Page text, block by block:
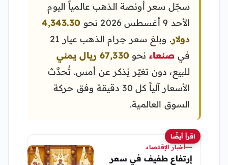
سجّل سعر أونصة الذهب عالمياً اليوم
الأحد 9 أغسطس 2026 نحو
4,343.30
دولار
. وبلغ سعر جرام الذهب عيار 21
في صنعاء نحو 67,330 ريال يمني
للبيع، دون تغيّر يُذكر عن أمس. تُحدَّث
الأسعار آلياً كل 30 دقيقة وفق حركة
السوق العالمية.
اقرأ أيضًا
أخبار الإقتصاد
إرتفاع طفيف في سعر